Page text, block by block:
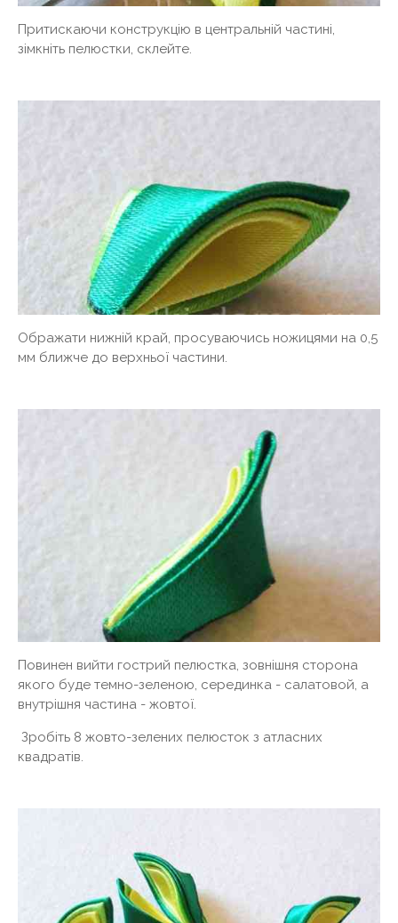
Притискаючи конструкцію в центральній частині,
зімкніть пелюстки, склейте.
Ображати нижній край, просуваючись ножицями на 0,5
мм ближче до верхньої частини.
Повинен вийти гострий пелюстка, зовнішня сторона
якого буде темно-зеленою, серединка - салатовой, а
внутрішня частина - жовтої.
Зробіть 8 жовто-зелених пелюсток з атласних
квадратів.